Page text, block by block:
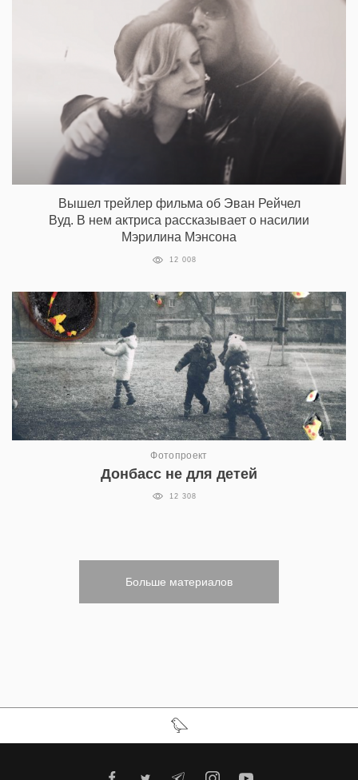
Вышел трейлер фильма об Эван Рейчел
Вуд. В нем актриса рассказывает о насилии
Мэрилина Мэнсона
12 008
Фотопроект
Донбасс не для детей
12 308
Больше материалов